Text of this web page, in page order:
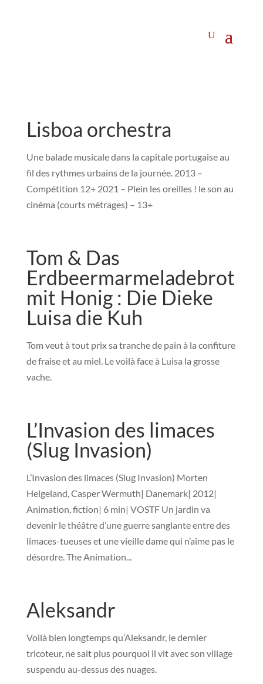
Lisboa orchestra
Une balade musicale dans la capitale portugaise au
fil des rythmes urbains de la journée. 2013 –
Compétition 12+ 2021 – Plein les oreilles ! le son au
cinéma (courts métrages) – 13+
Tom & Das
Erdbeermarmeladebrot
mit Honig : Die Dieke
Luisa die Kuh
Tom veut à tout prix sa tranche de pain à la confiture
de fraise et au miel. Le voilà face à Luisa la grosse
vache.
L’Invasion des limaces
(Slug Invasion)
L’Invasion des limaces (Slug Invasion) Morten
Helgeland, Casper Wermuth| Danemark| 2012|
Animation, fiction| 6 min| VOSTF Un jardin va
devenir le théâtre d’une guerre sanglante entre des
limaces-tueuses et une vieille dame qui n’aime pas le
désordre. The Animation...
Aleksandr
Voilà bien longtemps qu’Aleksandr, le dernier
tricoteur, ne sait plus pourquoi il vit avec son village
suspendu au-dessus des nuages.